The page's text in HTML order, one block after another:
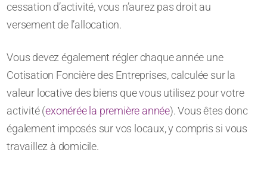
cessation d’activité, vous n’aurez pas droit au
versement de l’allocation.
Vous devez également régler chaque année une
Cotisation Foncière des Entreprises, calculée sur la
valeur locative des biens que vous utilisez pour votre
activité (exonérée la première année). Vous êtes donc
également imposés sur vos locaux, y compris si vous
travaillez à domicile.